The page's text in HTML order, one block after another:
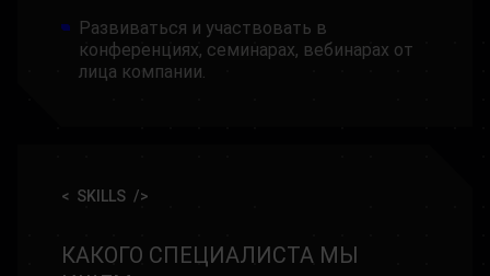
Развиваться и участвовать в
конференциях, семинарах, вебинарах от
лица компании.
SKILLS
КАКОГО СПЕЦИАЛИСТА МЫ